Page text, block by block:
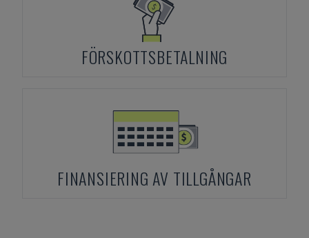
FÖRSKOTTSBETALNING
FINANSIERING AV TILLGÅNGAR